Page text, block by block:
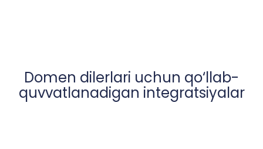
Domen dilerlari uchun qo‘llab-
quvvatlanadigan integratsiyalar